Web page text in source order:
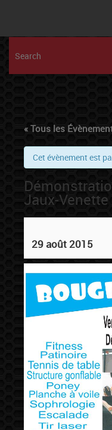
« Tous les
Cet évènement est
Jaux-Venette
29 août 2015